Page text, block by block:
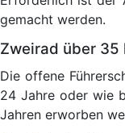
gemacht werden.
Zweirad über 35
Die offene
24 Jahre oder wie
Jahren erworben